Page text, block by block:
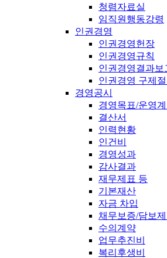
청렴자료실
임직원행동강령
인권경영
인권경영헌장
인권경영규칙
인권경영결과보
인권경영 구제
경영공시
경영목표/운영
결산서
인력현황
인건비
경영성과
감사결과
재무제표 등
기본재산
자금 차입
채무보증/담보
수의계약
업무추진비
복리후생비